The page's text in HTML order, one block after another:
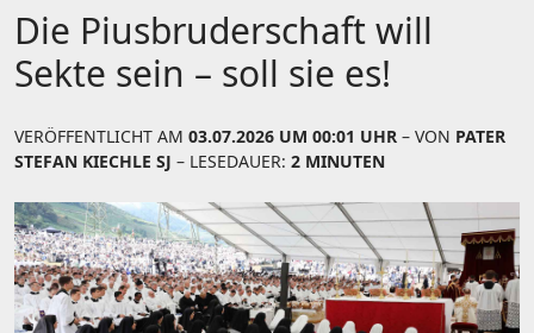
Die Piusbruderschaft will
Sekte sein – soll sie es!
VERÖFFENTLICHT AM 03.07.2026 UM 00:01 UHR – VON PATER
STEFAN KIECHLE SJ – LESEDAUER: 2 MINUTEN